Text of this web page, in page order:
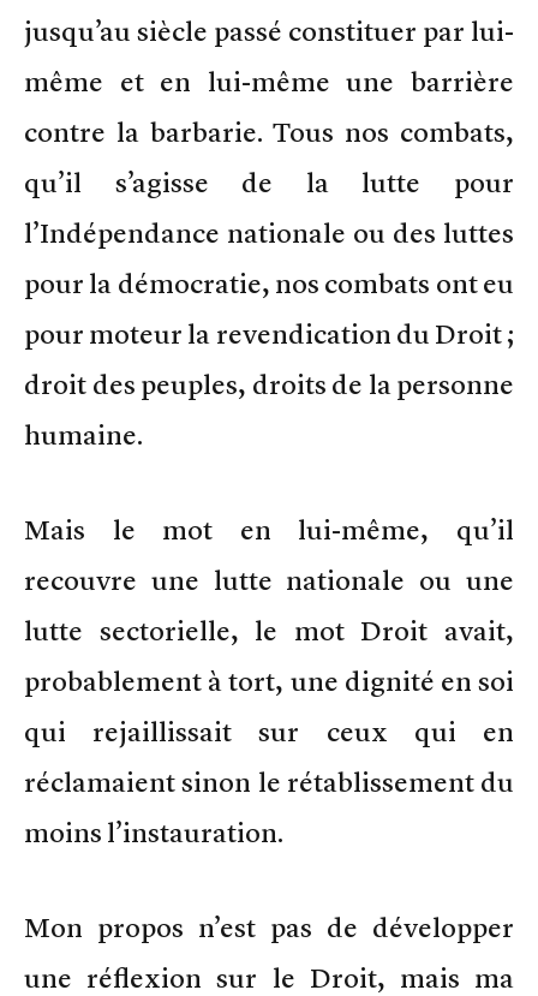
jusqu’au siècle passé constituer par lui-
même et en lui-même une barrière
contre la barbarie. Tous nos combats,
qu’il s’agisse de la lutte pour
l’Indépendance nationale ou des luttes
pour la démocratie, nos combats ont eu
pour moteur la revendication du Droit ;
droit des peuples, droits de la personne
humaine.
Mais le mot en lui-même, qu’il
recouvre une lutte nationale ou une
lutte sectorielle, le mot Droit avait,
probablement à tort, une dignité en soi
qui rejaillissait sur ceux qui en
réclamaient sinon le rétablissement du
moins l’instauration.
Mon propos n’est pas de développer
une réflexion sur le Droit, mais ma